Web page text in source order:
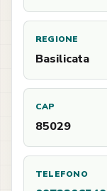
REGIONE
Basilicata
CAP
85029
TELEFONO